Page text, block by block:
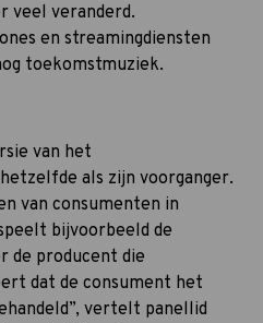
veel veranderd.
en streamingdiensten
toekomstmuziek.
van het
als zijn voorganger.
van consumenten in
bijvoorbeeld de
de producent die
dat de consument het
vertelt panellid